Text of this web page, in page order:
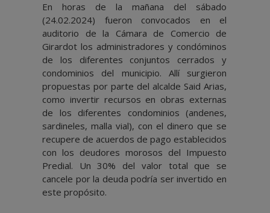
En horas de la mañana del sábado
(24.02.2024) fueron convocados en el
auditorio de la Cámara de Comercio de
Girardot los administradores y condóminos
de los diferentes conjuntos cerrados y
condominios del municipio. Allí surgieron
propuestas por parte del alcalde Said Arias,
como invertir recursos en obras externas
de los diferentes condominios (andenes,
sardineles, malla vial), con el dinero que se
recupere de acuerdos de pago establecidos
con los deudores morosos del Impuesto
Predial. Un 30% del valor total que se
cancele por la deuda podría ser invertido en
este propósito.